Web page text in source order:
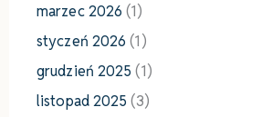
marzec 2026 (1)
styczeń 2026 (1)
grudzień 2025 (1)
listopad 2025 (3)